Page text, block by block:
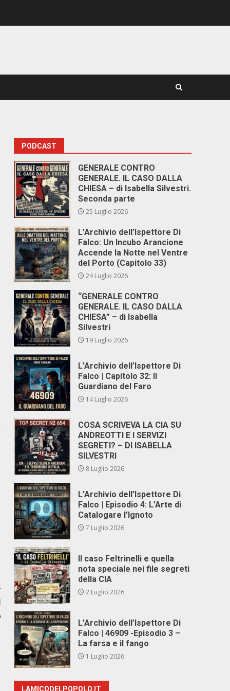
PODCAST
GENERALE CONTRO
GENERALE. IL CASO DALLA
CHIESA – di Isabella Silvestri.
Seconda parte
25 Luglio 2026
L’Archivio dell’Ispettore Di
Falco: Un Incubo Arancione
Accende la Notte nel Ventre
del Porto (Capitolo 33)
24 Luglio 2026
“GENERALE CONTRO
GENERALE. IL CASO DALLA
CHIESA” – di Isabella
Silvestri
19 Luglio 2026
L’Archivio dell’Ispettore Di
Falco | Capitolo 32: Il
Guardiano del Faro
14 Luglio 2026
COSA SCRIVEVA LA CIA SU
ANDREOTTI E I SERVIZI
SEGRETI? – DI ISABELLA
SILVESTRI
8 Luglio 2026
L’Archivio dell’Ispettore Di
Falco | Episodio 4: L’Arte di
Catalogare l’Ignoto
7 Luglio 2026
Il caso Feltrinelli e quella
nota speciale nei file segreti
della CIA
2 Luglio 2026
L’Archivio dell’Ispettore Di
Falco | 46909 -Episodio 3 –
La farsa e il fango
1 Luglio 2026
LAMICODELPOPOLO.IT